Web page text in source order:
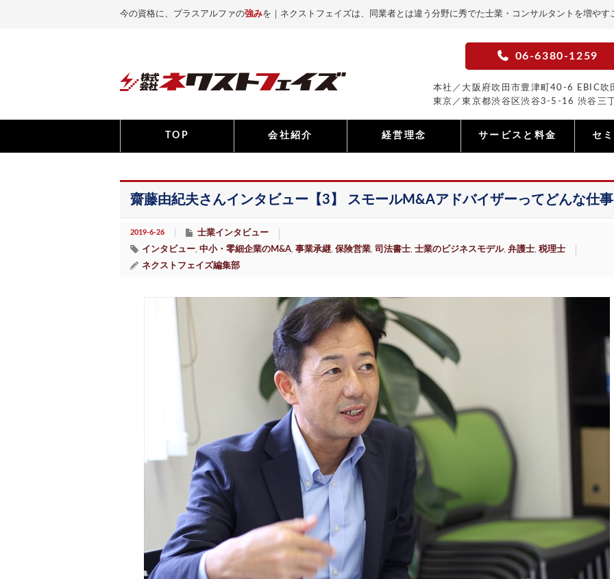
今の資格に、プラスアルファの強みを｜ネクストフェイズは、同業者とは違う分野に秀でた士業・コンサルタントを増や
06-6380-1259
本社／大阪府吹田市豊津町40-6 EBIC吹
東京／東京都渋谷区渋谷3-5-16 渋谷三
TOP 会社紹介 経営理念 サービスと料金 セ
齋藤由紀夫さんインタビュー【3】 スモールM&Aアドバイザーってどんな仕
2019-6-26
士業インタビュー
インタビュー 中小・零細企業のM&A 事業承継 保険営業 司法書士 士業のビジネスモデル, 弁護士 税理士
ネクストフェイズ編集部